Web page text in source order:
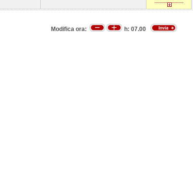
Modifica ora: h: 07.00